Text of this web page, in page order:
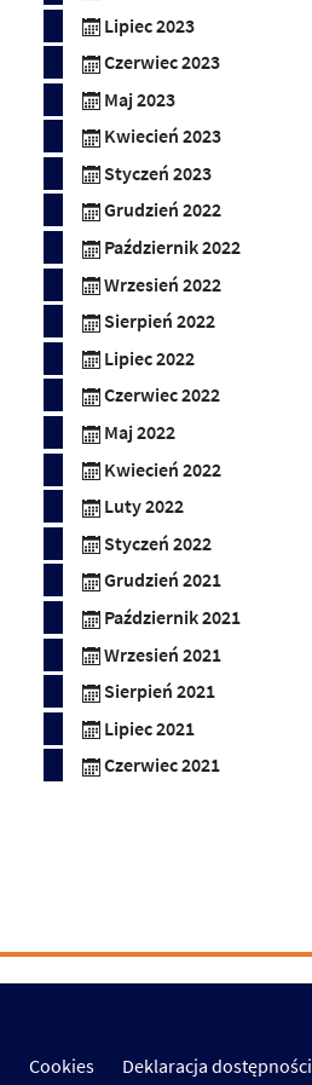
Lipiec 2023
Czerwiec 2023
Maj 2023
Kwiecień 2023
Styczeń 2023
Grudzień 2022
Październik 2022
Wrzesień 2022
Sierpień 2022
Lipiec 2022
Czerwiec 2022
Maj 2022
Kwiecień 2022
Luty 2022
Styczeń 2022
Grudzień 2021
Październik 2021
Wrzesień 2021
Sierpień 2021
Lipiec 2021
Czerwiec 2021
Cookies Deklaracja dostępności